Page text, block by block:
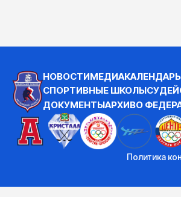
НОВОСТИМЕДИАКАЛЕНДАРЬ
СПОРТИВНЫЕ ШКОЛЫ
ДОКУМЕНТЫАРХИВО
Политика